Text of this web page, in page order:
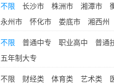
不限 长沙市 株洲市 湘潭市
永州市
怀化市 娄底市 湘西州
不限 普通中专 职业高中 普通
五年制大专
不限 财经类 体育类 艺术类